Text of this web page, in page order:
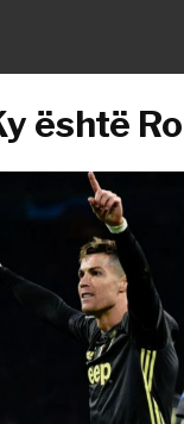
është